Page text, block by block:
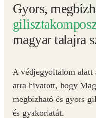
Gyors,
magyar talajra
A védjegyoltalom alatt
arra hivatott, hogy
megbízható és gyors
és gyakorlatát.